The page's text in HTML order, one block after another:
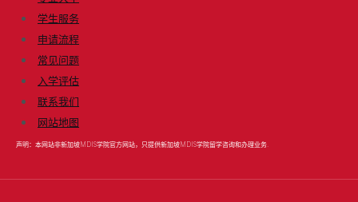
学生服务
申请流程
常见问题
入学评估
联系我们
网站地图
声明：本网站非新加坡MDIS学院官方网站，只提供新加坡MDIS学院留学咨询和办理业务.